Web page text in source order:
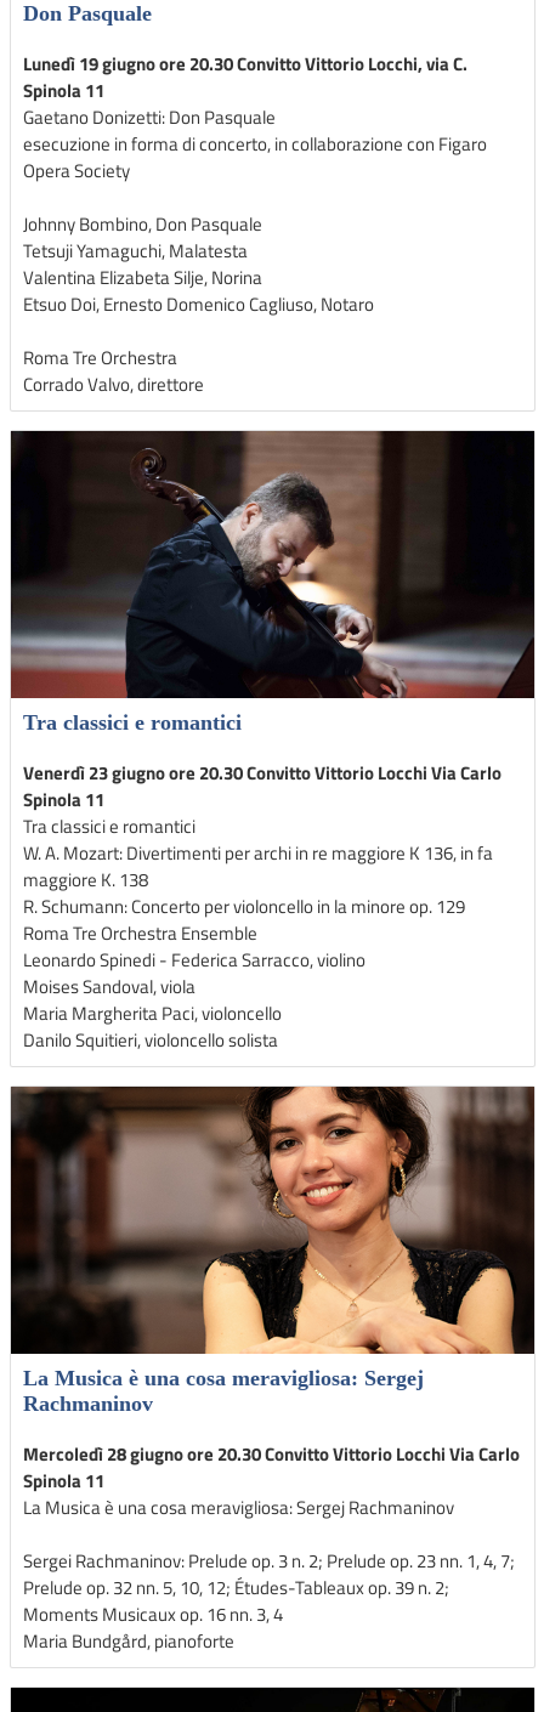
Don Pasquale
Lunedì 19 giugno ore 20.30 Convitto Vittorio Locchi, via C.
Spinola 11
Gaetano Donizetti: Don Pasquale
esecuzione in forma di concerto, in collaborazione con Figaro
Opera Society
Johnny Bombino, Don Pasquale
Tetsuji Yamaguchi, Malatesta
Valentina Elizabeta Silje, Norina
Etsuo Doi, Ernesto Domenico Cagliuso, Notaro
Roma Tre Orchestra
Corrado Valvo, direttore
Tra classici e romantici
Venerdì 23 giugno ore 20.30 Convitto Vittorio Locchi Via Carlo
Spinola 11
Tra classici e romantici
W. A. Mozart: Divertimenti per archi in re maggiore K 136, in fa
maggiore K. 138
R. Schumann: Concerto per violoncello in la minore op. 129
Roma Tre Orchestra Ensemble
Leonardo Spinedi - Federica Sarracco, violino
Moises Sandoval, viola
Maria Margherita Paci, violoncello
Danilo Squitieri, violoncello solista
La Musica è una cosa meravigliosa: Sergej
Rachmaninov
Mercoledì 28 giugno ore 20.30 Convitto Vittorio Locchi Via Carlo
Spinola 11
La Musica è una cosa meravigliosa: Sergej Rachmaninov
Sergei Rachmaninov: Prelude op. 3 n. 2; Prelude op. 23 nn. 1, 4, 7;
Prelude op. 32 nn. 5, 10, 12; Études-Tableaux op. 39 n. 2;
Moments Musicaux op. 16 nn. 3, 4
Maria Bundgård, pianoforte